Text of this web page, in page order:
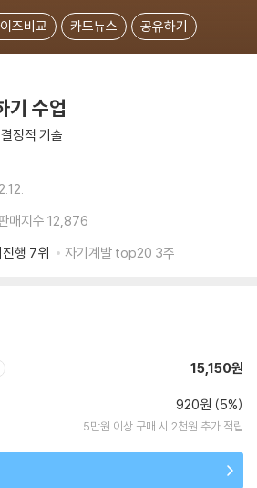
즈비교 카드뉴스 공유하기
기 수업
정적 기술
매지수 12,876
행 7위 자기계발 top20 3주
15,150원
920원 (5%)
5만원 이상 구매 시 2천원 추가 적립